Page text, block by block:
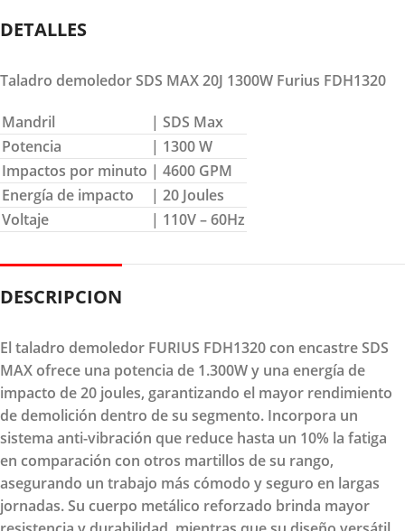
DETALLES
Taladro demoledor SDS MAX 20J 1300W Furius FDH1320
Mandril
| SDS Max
Potencia
| 1300 W
Impactos por minuto | 4600 GPM
Energía de impacto
| 20 Joules
Voltaje
| 110V – 60Hz
DESCRIPCION
El taladro demoledor FURIUS FDH1320 con encastre SDS
MAX ofrece una potencia de 1.300W y una energía de
impacto de 20 joules, garantizando el mayor rendimiento
de demolición dentro de su segmento. Incorpora un
sistema anti-vibración que reduce hasta un 10% la fatiga
en comparación con otros martillos de su rango,
asegurando un trabajo más cómodo y seguro en largas
jornadas. Su cuerpo metálico reforzado brinda mayor